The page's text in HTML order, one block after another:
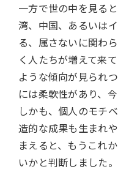
一方で世の中を見る
湾、中国、あるいは
る、属さないに関わ
く人たちが増えて来
ような傾向が見られ
には柔軟性があり、
しかも、個人のモチ
造的な成果も生まれ
まえると、もうこれ
いかと判断しました。